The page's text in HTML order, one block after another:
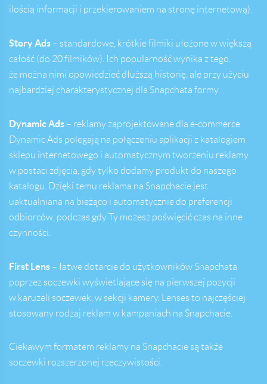
ilością informacji i przekierowaniem na stronę internetową).
Story Ads – standardowe, krótkie filmiki ułożone w większą
całość (do 20 filmików). Ich popularność wynika z tego,
że można nimi opowiedzieć dłuższą historię, ale przy użyciu
najbardziej charakterystycznej dla Snapchata formy.
Dynamic Ads – reklamy zaprojektowane dla e-commerce.
Dynamic Ads polegają na połączeniu aplikacji z katalogiem
sklepu internetowego i automatycznym tworzeniu reklamy
w postaci zdjęcia, gdy tylko dodamy produkt do naszego
katalogu. Dzięki temu reklama na Snapchacie jest
uaktualniana na bieżąco i automatycznie do preferencji
odbiorców, podczas gdy Ty możesz poświęcić czas na inne
czynności.
First Lens – łatwe dotarcie do użytkowników Snapchata
poprzez soczewki wyświetlające się na pierwszej pozycji
w karuzeli soczewek, w sekcji kamery. Lenses to najczęściej
stosowany rodzaj reklam w kampaniach na Snapchacie.
Ciekawym formatem reklamy na Snapchacie są także
soczewki rozszerzonej rzeczywistości.